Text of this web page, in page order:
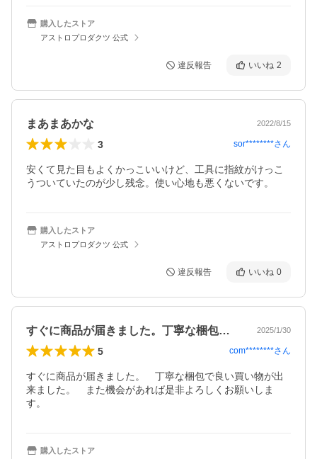
購入したストア
アストロプロダクツ 公式
違反報告 いいね 2
まあまあかな 2022/8/15
3 sor********さん
安くて見た目もよくかっこいいけど、工具に指紋がけっこ
うついていたのが少し残念。使い心地も悪くないです。
購入したストア
アストロプロダクツ 公式
違反報告 いいね 0
すぐに商品が届きました。丁寧な梱包で良… 2025/1/30
5 com********さん
すぐに商品が届きました。　丁寧な梱包で良い買い物が出
来ました。　また機会があれば是非よろしくお願いしま
す。
購入したストア